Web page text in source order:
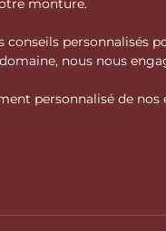
monture.
nous nous
personnalisé de